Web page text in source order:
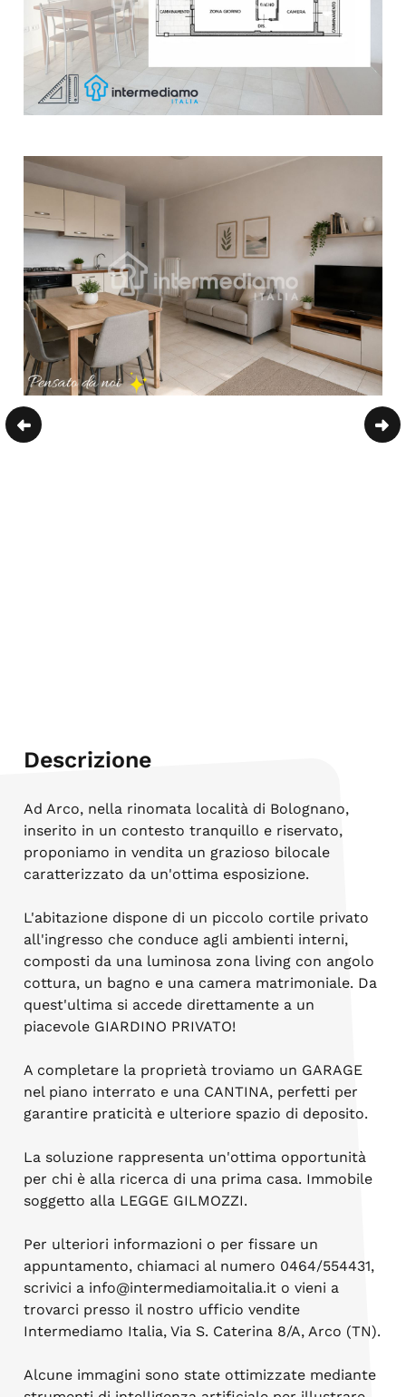
Descrizione
Ad Arco, nella rinomata località di Bolognano,
inserito in un contesto tranquillo e riservato,
proponiamo in vendita un grazioso bilocale
caratterizzato da un'ottima esposizione.
L'abitazione dispone di un piccolo cortile privato
all'ingresso che conduce agli ambienti interni,
composti da una luminosa zona living con angolo
cottura, un bagno e una camera matrimoniale. Da
quest'ultima si accede direttamente a un
piacevole GIARDINO PRIVATO!
A completare la proprietà troviamo un GARAGE
nel piano interrato e una CANTINA, perfetti per
garantire praticità e ulteriore spazio di deposito.
La soluzione rappresenta un'ottima opportunità
per chi è alla ricerca di una prima casa. Immobile
soggetto alla LEGGE GILMOZZI.
Per ulteriori informazioni o per fissare un
appuntamento, chiamaci al numero 0464/554431,
scrivici a info@intermediamoitalia.it o vieni a
trovarci presso il nostro ufficio vendite
Intermediamo Italia, Via S. Caterina 8/A, Arco (TN).
Alcune immagini sono state ottimizzate mediante